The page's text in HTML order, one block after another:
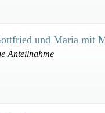
und Maria mit
Anteilnahme